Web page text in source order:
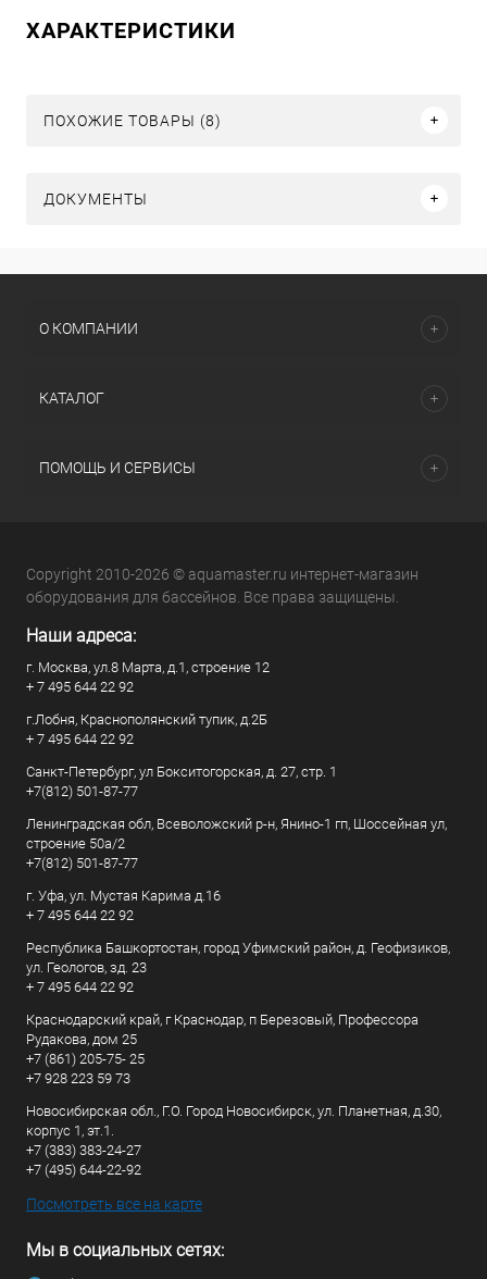
ХАРАКТЕРИСТИКИ
ПОХОЖИЕ ТОВАРЫ (8)
ДОКУМЕНТЫ
О КОМПАНИИ
КАТАЛОГ
ПОМОЩЬ И СЕРВИСЫ
Copyright 2010-2026 © aquamaster.ru интернет-магазин
оборудования для бассейнов. Все права защищены.
Наши адреса:
г. Москва, ул.8 Марта, д.1, строение 12
+ 7 495 644 22 92
г.Лобня, Краснополянский тупик, д.2Б
+ 7 495 644 22 92
Санкт-Петербург, ул Бокситогорская, д. 27, стр. 1
+7(812) 501-87-77
Ленинградская обл, Всеволожский р-н, Янино-1 гп, Шоссейная ул,
строение 50а/2
+7(812) 501-87-77
г. Уфа, ул. Мустая Карима д.16
+ 7 495 644 22 92
Республика Башкортостан, город Уфимский район, д. Геофизиков,
ул. Геологов, зд. 23
+ 7 495 644 22 92
Краснодарский край, г Краснодар, п Березовый, Профессора
Рудакова, дом 25
+7 (861) 205-75- 25
+7 928 223 59 73
Новосибирская обл., Г.О. Город Новосибирск, ул. Планетная, д.30,
корпус 1, эт.1.
+7 (383) 383-24-27
+7 (495) 644-22-92
Посмотреть все на карте
Мы в социальных сетях: